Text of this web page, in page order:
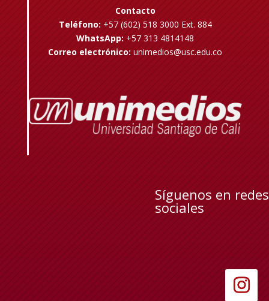
Contacto
Teléfono: +57 (602) 518 3000 Ext. 884
WhatsApp: +57 313 4814148
Correo electrónico: unimedios@usc.edu.co
Síguenos en redes
sociales